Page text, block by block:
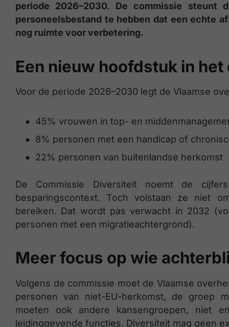
periode 2026–2030. De commissie steunt
personeelsbestand te hebben dat een echte
nog ruimte voor verbetering.
Een nieuw hoofdstuk in
Voor de periode 2026–2030 legt de Vlaamse
45% vrouwen in top- en
8% personen met een handicap of
22% personen van buitenlandse herkomst
De Commissie Diversiteit noemt de
besparingscontext. Toch volstaan ze niet
bereiken. Dat wordt pas verwacht in 2032
personen met een migratieachtergrond).
Meer focus op wie
Volgens de commissie moet de Vlaamse
personen van niet-EU-herkomst, de groep
moeten ook andere kansengroepen, niet
leidinggevende functies. Diversiteit mag geen